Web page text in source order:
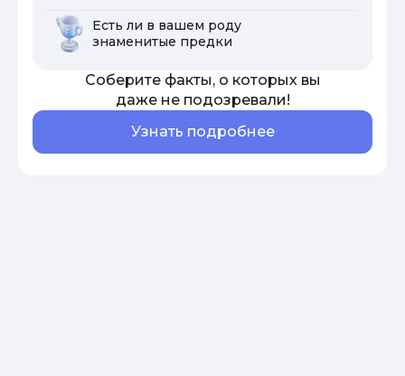
Есть ли в вашем роду
знаменитые предки
Соберите факты, о которых вы
даже не подозревали!
Узнать подробнее